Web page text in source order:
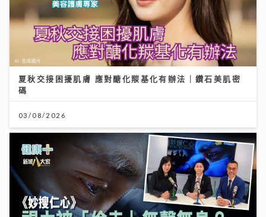
夏秋交接困擾肌膚 應對醣化羰基化有辦法｜鑽石美肌密
碼
03/08/2026